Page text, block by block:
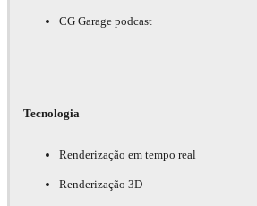
CG Garage podcast
Tecnologia
Renderização em tempo real
Renderização 3D